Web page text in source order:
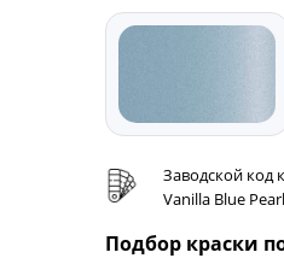
Заводской код
Vanilla Blue
Подбор краски